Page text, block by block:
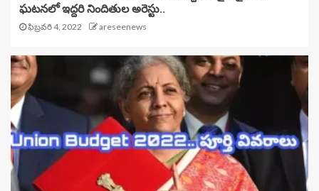
ఘటనలో ఇద్దరి నిందితుల అరెస్టు..
ఫిబ్రవరి 4, 2022 areseenews